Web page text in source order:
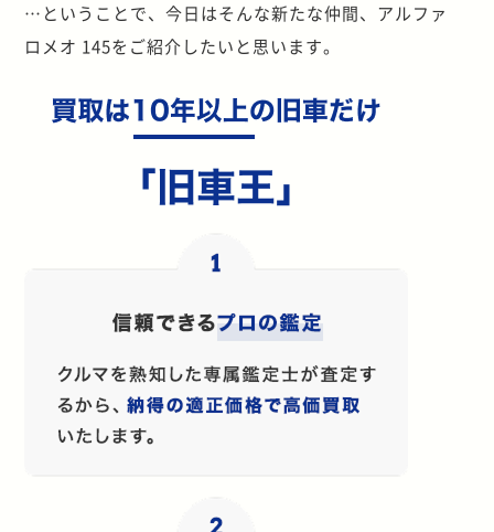
…ということで、今日はそんな新たな仲間、アルファ
ロメオ 145をご紹介したいと思います。